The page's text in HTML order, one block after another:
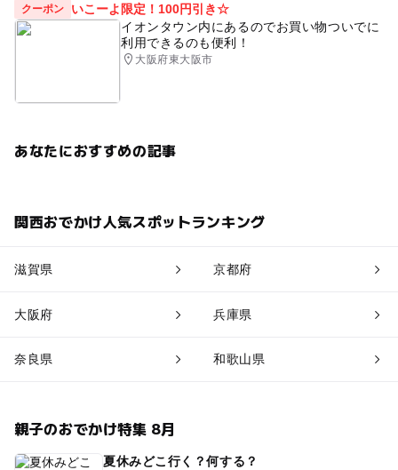
クーポン
いこーよ限定！100円引き☆
イオンタウン内にあるのでお買い物ついでに
利用できるのも便利！
大阪府東大阪市
あなたにおすすめの記事
関西おでかけ人気スポットランキング
滋賀県 京都府
大阪府 兵庫県
奈良県 和歌山県
親子のおでかけ特集 8月
夏休みどこ行く？何する？